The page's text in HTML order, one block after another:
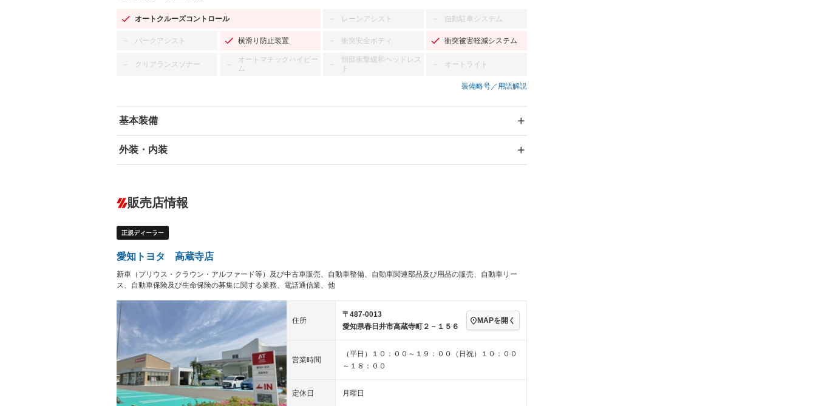
オートクルーズコントロール － レーンアシスト － 自動駐車システム
－ パークアシスト 横滑り防止装置 － 衝突安全ボディ 衝突被害軽減システム
－ クリアランスソナー －
オートマチックハイビー
ム
－
頸部衝撃緩和ヘッドレス
ト
－ オートライト
装備略号／用語解説
基本装備
エアバッグ：運転席/助手席/サイド
－ ダウンヒルアシストコントロール
－ Bluetooth接続
－ レンタカーアップ
外装・内装
オーディオ：CDまたはCDチェンジャー／ミュージック
プレイヤー接続可
－
ヘッドライトウォッシャ
ー
LEDヘッドランプ
ETC － エアロ スマートキー － ローダウン
チップアップシート オットマン 電動格納サードシート
－ シートヒーター － ウォークスルー
フロントカメラ － シートエアコン 全周囲カメラ
－ ルーフレール － エアサスペンション
販売店情報
正規ディーラー
愛知トヨタ 高蔵寺店
新車（プリウス・クラウン・アルファード等）及び中古車販売、自動車整備、自動車関連部品及び用品の販売、自動車リー
ス、自動車保険及び生命保険の募集に関する業務、電話通信業、他
住所
〒487-0013
愛知県春日井市高蔵寺町２－１５６
MAPを開く
営業時間
（平日）１０：００～１９：００（日祝）１０：００
～１８：００
定休日 月曜日